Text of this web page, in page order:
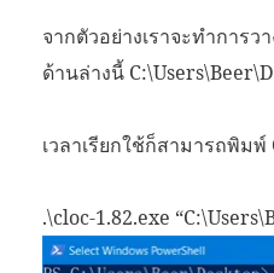
จากตัวอย่างเราจะทำการว
ด้านล่างนี้
เวลาเรียกใช้ก็สามารถพิม
.\cloc-1.82.exe